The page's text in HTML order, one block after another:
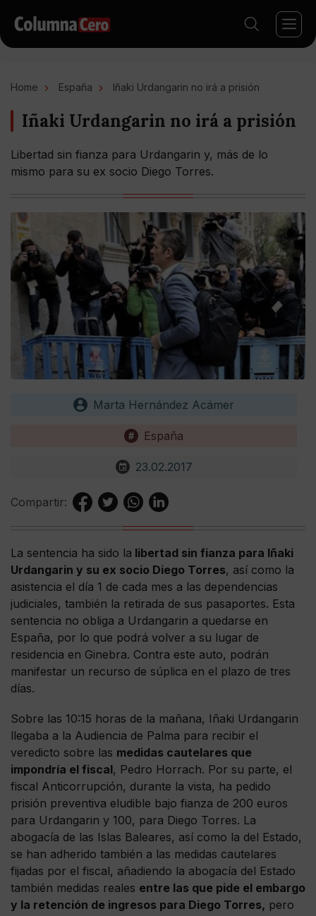
Home España Iñaki Urdangarin no irá a prisión
Iñaki Urdangarin no irá a prisión
Libertad sin fianza para Urdangarin y, más de lo
mismo para su ex socio Diego Torres.
Marta Hernández Acámer
España
23.02.2017
Compartir:
La sentencia ha sido la libertad sin fianza para Iñaki
Urdangarin y su ex socio Diego Torres, así como la
asistencia el día 1 de cada mes a las dependencias
judiciales, también la retirada de sus pasaportes. Esta
sentencia no obliga a Urdangarin a quedarse en
España, por lo que podrá volver a su lugar de
residencia en Ginebra. Contra este auto, podrán
manifestar un recurso de súplica en el plazo de tres
días.
Sobre las 10:15 horas de la mañana, Iñaki Urdangarin
llegaba a la Audiencia de Palma para recibir el
veredicto sobre las medidas cautelares que
impondría el fiscal, Pedro Horrach. Por su parte, el
fiscal Anticorrupción, durante la vista, ha pedido
prisión preventiva eludible bajo fianza de 200 euros
para Urdangarin y 100, para Diego Torres. La
abogacía de las Islas Baleares, así como la del Estado,
se han adherido también a las medidas cautelares
fijadas por el fiscal, añadiendo la abogacía del Estado
también medidas reales entre las que pide el embargo
y la retención de ingresos para Diego Torres, pero